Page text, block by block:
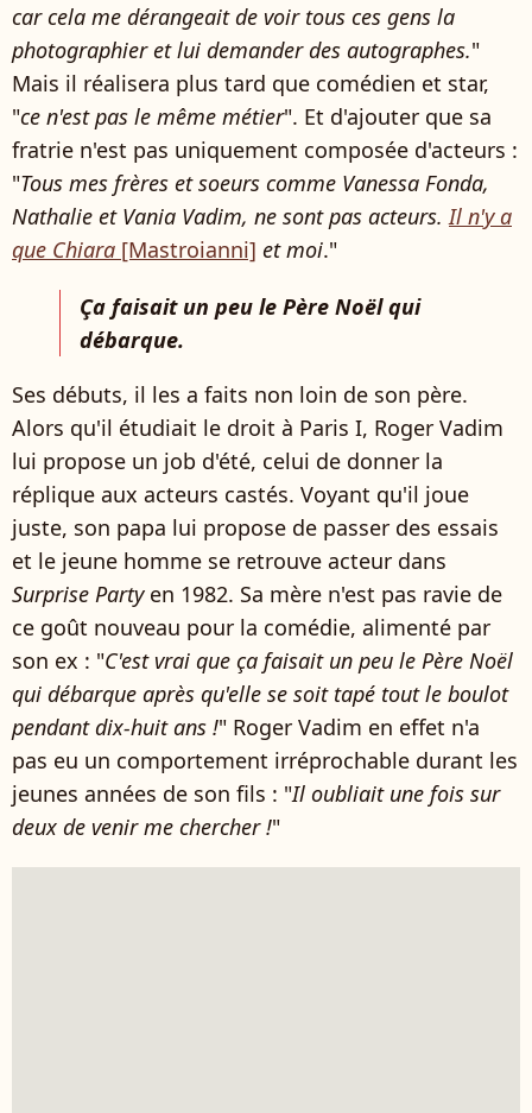
car cela me dérangeait de voir tous ces gens la
photographier et lui demander des autographes."
Mais il réalisera plus tard que comédien et star,
"ce n'est pas le même métier". Et d'ajouter que sa
fratrie n'est pas uniquement composée d'acteurs :
"Tous mes frères et soeurs comme Vanessa Fonda,
Nathalie et Vania Vadim, ne sont pas acteurs. Il n'y a
que Chiara [Mastroianni] et moi."
Ça faisait un peu le Père Noël qui
débarque.
Ses débuts, il les a faits non loin de son père.
Alors qu'il étudiait le droit à Paris I, Roger Vadim
lui propose un job d'été, celui de donner la
réplique aux acteurs castés. Voyant qu'il joue
juste, son papa lui propose de passer des essais
et le jeune homme se retrouve acteur dans
Surprise Partyen 1982. Sa mère n'est pas ravie de
ce goût nouveau pour la comédie, alimenté par
son ex : "C'est vrai que ça faisait un peu le Père Noël
qui débarque après qu'elle se soit tapé tout le boulot
pendant dix-huit ans !" Roger Vadim en effet n'a
pas eu un comportement irréprochable durant les
jeunes années de son fils : "Il oubliait une fois sur
deux de venir me chercher !"